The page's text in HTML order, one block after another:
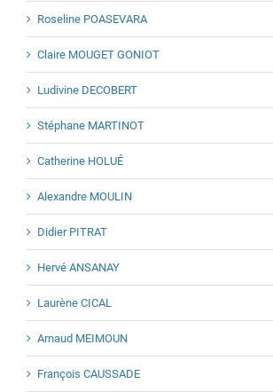
Roseline POASEVARA
Claire MOUGET GONIOT
Ludivine DECOBERT
Stéphane MARTINOT
Catherine HOLUÉ
Alexandre MOULIN
Didier PITRAT
Hervé ANSANAY
Laurène CICAL
Arnaud MEIMOUN
François CAUSSADE